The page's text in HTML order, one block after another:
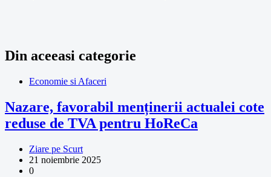
Din aceeasi categorie
Economie si Afaceri
Nazare, favorabil menținerii actualei cote
reduse de TVA pentru HoReCa
Ziare pe Scurt
21 noiembrie 2025
0